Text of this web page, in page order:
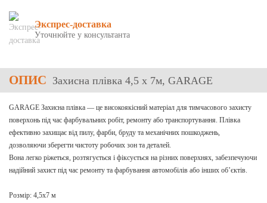
Экспрес-доставка
Уточнюйте у консультанта
ОПИС Захисна плівка 4,5 х 7м, GARAGE
GARAGE Захисна плівка — це високоякісний матеріал для тимчасового захисту
поверхонь під час фарбувальних робіт, ремонту або транспортування. Плівка
ефективно захищає від пилу, фарби, бруду та механічних пошкоджень,
дозволяючи зберегти чистоту робочих зон та деталей.
Вона легко ріжеться, розтягується і фіксується на різних поверхнях, забезпечуючи
надійний захист під час ремонту та фарбування автомобілів або інших об’єктів.
Розмір: 4,5х7 м